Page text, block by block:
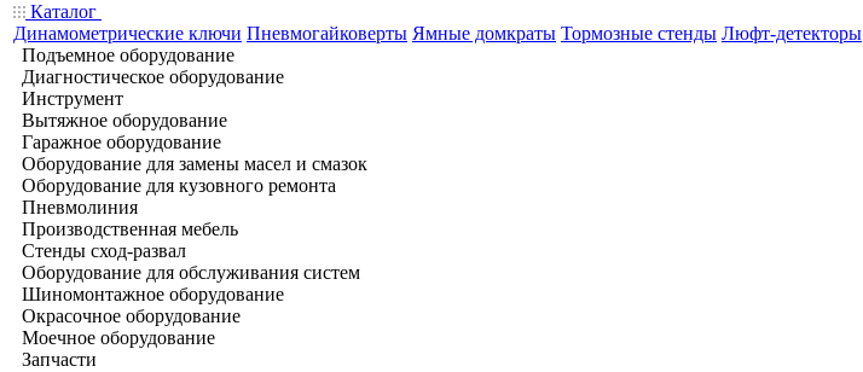
Каталог
Динамометрические ключи Пневмогайковерты Ямные домкраты Тормозные стенды Люфт-детекторы
Подъемное оборудование
Диагностическое оборудование
Инструмент
Вытяжное оборудование
Гаражное оборудование
Оборудование для замены масел и смазок
Оборудование для кузовного ремонта
Пневмолиния
Производственная мебель
Стенды сход-развал
Оборудование для обслуживания систем
Шиномонтажное оборудование
Окрасочное оборудование
Моечное оборудование
Запчасти